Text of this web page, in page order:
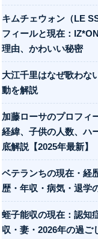
キムチェウォン（LE
フィールと現在：
理由、かわいい秘密
大江千里はなぜ歌わな
動を解説
加藤ローサのプロフィ
経緯、子供の人数、ハ
底解説【2025年最新】
ベテランちの現在・経
歴・年収・病気・退学
蛭子能収の現在：認知
収・妻・2026年の過ご